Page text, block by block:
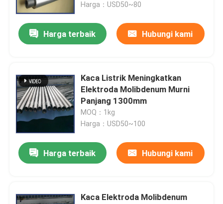
Harga：USD50~80
Harga terbaik Hubungi kami
Kaca Listrik Meningkatkan
Elektroda Molibdenum Murni
Panjang 1300mm
MOQ：1kg
Harga：USD50~100
Harga terbaik Hubungi kami
Kaca Elektroda Molibdenum